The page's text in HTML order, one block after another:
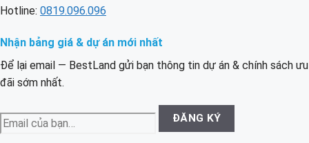
Hotline: 0819.096.096
Nhận bảng giá & dự án mới nhất
Để lại email — BestLand gửi bạn thông tin dự án & chính sách ưu
đãi sớm nhất.
Email
của
ĐĂNG KÝ